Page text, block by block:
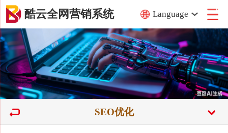
酷云全网营销系统 Language
SEO优化